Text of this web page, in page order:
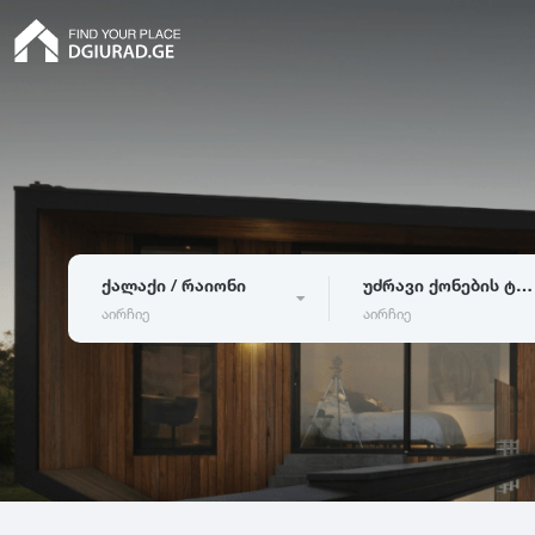
ქალაქი / რაიონი
აირჩიე
თბილისი ბათუმი
ადიგენი
ასურეთი
ახალგორი
უძრავი ქონების ტიპი
აირჩიე
კერძო სახლი
ჰოსტელი
სასტუმრო